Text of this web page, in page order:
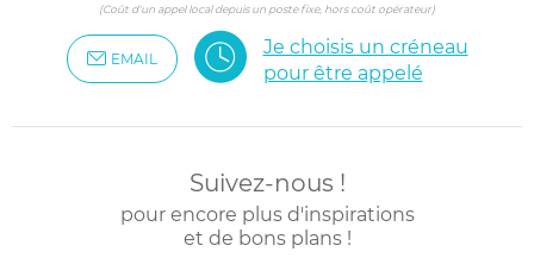
(Coût d'un appel local depuis un poste fixe, hors coût opérateur)
EMAIL
Je choisis un créneau
pour être appelé
Suivez-nous !
pour encore plus d'inspirations
et de bons plans !